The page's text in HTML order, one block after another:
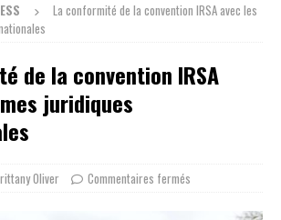
La conformité de la convention IRSA avec les
de la convention IRSA
juridiques
Oliver Commentaires fermés